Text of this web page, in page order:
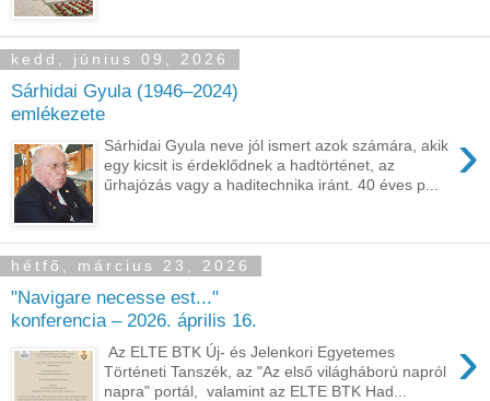
kedd, június 09, 2026
Sárhidai Gyula (1946–2024)
emlékezete
›
Sárhidai Gyula neve jól ismert azok számára, akik
egy kicsit is érdeklődnek a hadtörténet, az
űrhajózás vagy a haditechnika iránt. 40 éves p...
hétfő, március 23, 2026
"Navigare necesse est..."
konferencia – 2026. április 16.
›
Az ELTE BTK Új- és Jelenkori Egyetemes
Történeti Tanszék, az "Az első világháború napról
napra" portál, valamint az ELTE BTK Had...